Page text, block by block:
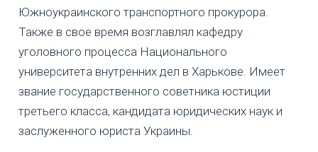
Южноукраинского транспортного прокурора.
Также в свое время возглавлял кафедру
уголовного процесса Национального
университета внутренних дел в Харькове. Имеет
звание государственного советника юстиции
третьего класса, кандидата юридических наук и
заслуженного юриста Украины.